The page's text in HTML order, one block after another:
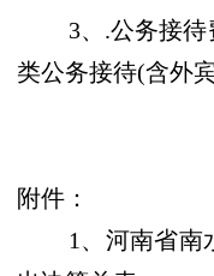
3、.公务接
类公务接待(含外
附件：
1、河南省南